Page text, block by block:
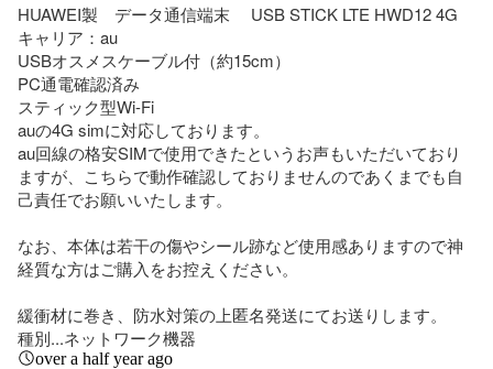
HUAWEI製　データ通信端末　 USB STICK LTE HWD12 4G
キャリア：au
USBオスメスケーブル付（約15cm）
PC通電確認済み
スティック型Wi-Fi
auの4G simに対応しております。
au回線の格安SIMで使用できたというお声もいただいており
ますが、こちらで動作確認しておりませんのであくまでも自
己責任でお願いいたします。
なお、本体は若干の傷やシール跡など使用感ありますので神
経質な方はご購入をお控えください。
緩衝材に巻き、防水対策の上匿名発送にてお送りします。
種別...ネットワーク機器
over a half year ago